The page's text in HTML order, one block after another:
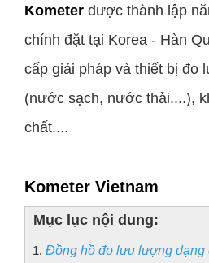
Kometer được thành lập
chính đặt tại Korea - Hàn
cấp giải pháp và thiết bị đo
(nước sạch, nước thải....),
chất....
Kometer Vietnam
Mục lục nội dung:
Đồng hồ đo lưu lượng dạng